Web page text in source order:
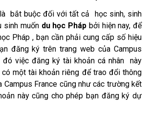
bắt buộc đối với tất cả học sinh, sinh
sinh muốndu học Pháp bởi hiện nay, để
Pháp , bạn cần phải cung cấp số hiệu
đăng ký trên trang web của Campus
đó việc đăng ký tài khoản cá nhân này
một tài khoản riêng để trao đổi thông
Campus France cũng như các trường kết
này cũng cho phép bạn đăng ký dự